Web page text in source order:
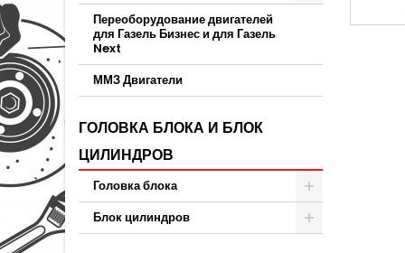
Переоборудование двигателей
для Газель Бизнес и для Газель
Next
ММЗ Двигатели
ГОЛОВКА БЛОКА И БЛОК
ЦИЛИНДРОВ
Головка блока
Блок цилиндров